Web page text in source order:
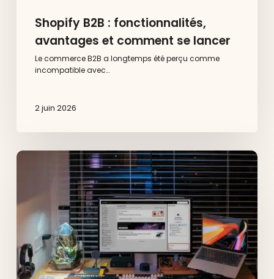
Shopify B2B : fonctionnalités,
avantages et comment se lancer
Le commerce B2B a longtemps été perçu comme
incompatible avec…
2 juin 2026
Shopify
app
natif
pour
gérer